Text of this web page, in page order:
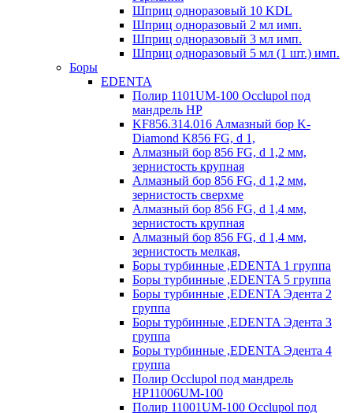
Шприц одноразовый 10 KDL
Шприц одноразовый 2 мл имп.
Шприц одноразовый 3 мл имп.
Шприц одноразовый 5 мл (1 шт.) имп.
Боры
EDENTA
Полир 1101UM-100 Occlupol под
мандрель HP
KF856.314.016 Алмазный бор K-
Diamond K856 FG, d 1,
Алмазный бор 856 FG, d 1,2 мм,
зернистость крупная
Алмазный бор 856 FG, d 1,2 мм,
зернистость сверхме
Алмазный бор 856 FG, d 1,4 мм,
зернистость крупная
Алмазный бор 856 FG, d 1,4 мм,
зернистость мелкая,
Боры турбинные ,EDENTA 1 группа
Боры турбинные ,EDENTA 5 группа
Боры турбинные ,EDENTA Эдента 2
группа
Боры турбинные ,EDENTA Эдента 3
группа
Боры турбинные ,EDENTA Эдента 4
группа
Полир Occlupol под мандрель
HP11006UM-100
Полир 11001UM-100 Occlupol под